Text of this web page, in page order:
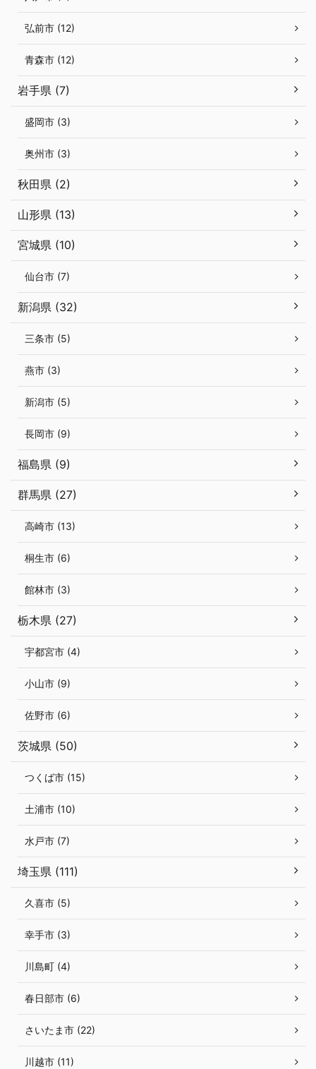
弘前市 (12)
青森市 (12)
岩手県 (7)
盛岡市 (3)
奥州市 (3)
秋田県 (2)
山形県 (13)
宮城県 (10)
仙台市 (7)
新潟県 (32)
三条市 (5)
燕市 (3)
新潟市 (5)
長岡市 (9)
福島県 (9)
群馬県 (27)
高崎市 (13)
桐生市 (6)
館林市 (3)
栃木県 (27)
宇都宮市 (4)
小山市 (9)
佐野市 (6)
茨城県 (50)
つくば市 (15)
土浦市 (10)
水戸市 (7)
埼玉県 (111)
久喜市 (5)
幸手市 (3)
川島町 (4)
春日部市 (6)
さいたま市 (22)
川越市 (11)